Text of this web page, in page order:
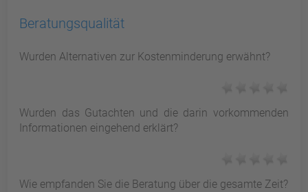
Beratungsqualität
Wurden Alternativen zur Kostenminderung erwähnt?
Wurden das Gutachten und die darin vorkommenden
Informationen eingehend erklärt?
Wie empfanden Sie die Beratung über die gesamte Zeit?